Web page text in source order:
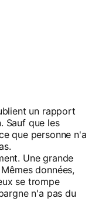
un rapport
Sauf que les
que personne n'a
Une grande
données,
se trompe
n'a pas du